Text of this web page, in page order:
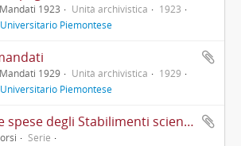
1923 Unità archivistica
1923
Piemontese
Mandati 1929 Unità archivistica
1929
Piemontese
Rimborsi delle spese degli Stabilimenti scientifici
Serie